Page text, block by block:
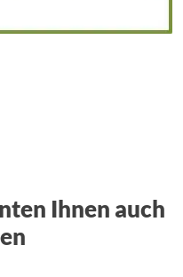
Ihnen auch